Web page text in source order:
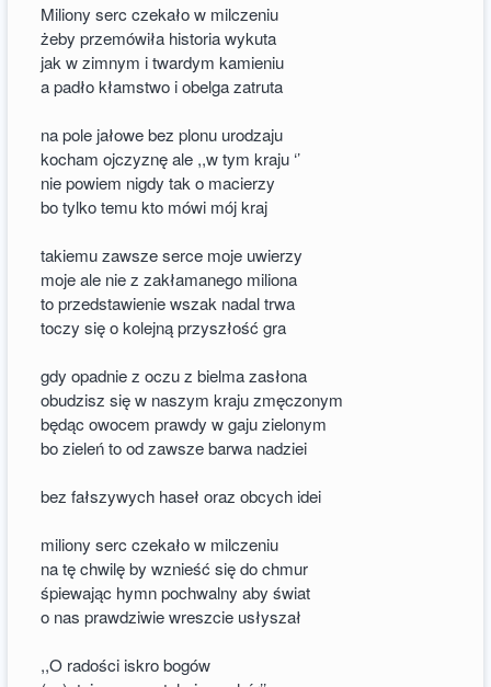
Miliony serc czekało w milczeniu
żeby przemówiła historia wykuta
jak w zimnym i twardym kamieniu
a padło kłamstwo i obelga zatruta
na pole jałowe bez plonu urodzaju
kocham ojczyznę ale ,,w tym kraju ‘’
nie powiem nigdy tak o macierzy
bo tylko temu kto mówi mój kraj
takiemu zawsze serce moje uwierzy
moje ale nie z zakłamanego miliona
to przedstawienie wszak nadal trwa
toczy się o kolejną przyszłość gra
gdy opadnie z oczu z bielma zasłona
obudzisz się w naszym kraju zmęczonym
będąc owocem prawdy w gaju zielonym
bo zieleń to od zawsze barwa nadziei
bez fałszywych haseł oraz obcych idei
miliony serc czekało w milczeniu
na tę chwilę by wznieść się do chmur
śpiewając hymn pochwalny aby świat
o nas prawdziwie wreszcie usłyszał
,,O radości iskro bogów